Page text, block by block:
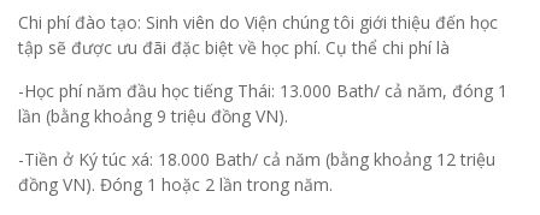
Chi phí đào tạo: Sinh viên do Viện chúng tôi giới thiệu đến học
tập sẽ được ưu đãi đặc biệt về học phí. Cụ thể chi phí là
-Học phí năm đầu học tiếng Thái: 13.000 Bath/ cả năm, đóng 1
lần (bằng khoảng 9 triệu đồng VN).
-Tiền ở Ký túc xá: 18.000 Bath/ cả năm (bằng khoảng 12 triệu
đồng VN). Đóng 1 hoặc 2 lần trong năm.